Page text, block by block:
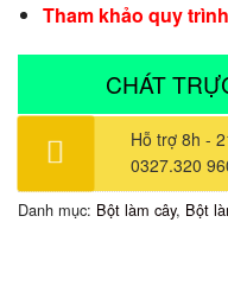
Tham khảo quy
CHÁT
Hỗ trợ 8h -
0327.320
Danh mục: Bột làm cây, Bột